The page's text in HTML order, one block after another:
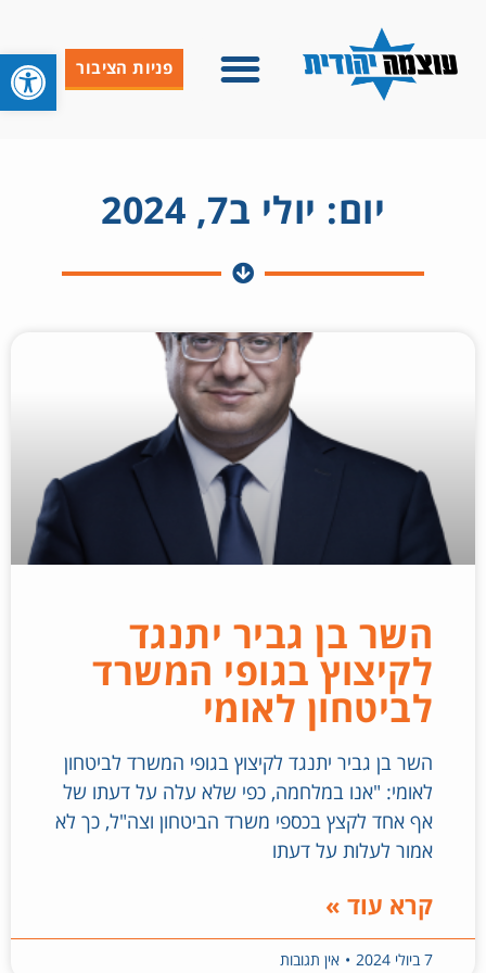
פניות הציבור
יום: יולי ב7, 2024
השר בן גביר יתנגד
לקיצוץ בגופי המשרד
לביטחון לאומי
השר בן גביר יתנגד לקיצוץ בגופי המשרד לביטחון
לאומי: "אנו במלחמה, כפי שלא עלה על דעתו של
אף אחד לקצץ בכספי משרד הביטחון וצה"ל, כך לא
אמור לעלות על דעתו
קרא עוד »
7 ביולי 2024 אין תגובות
פתח